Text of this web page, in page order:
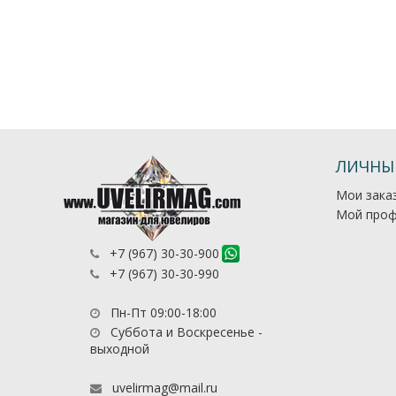
+7 (967) 30-30-900
+7 (967) 30-30-990
Пн-Пт 09:00-18:00
Суббота и Воскресенье -
выходной
uvelirmag@mail.ru
Мои
Мой